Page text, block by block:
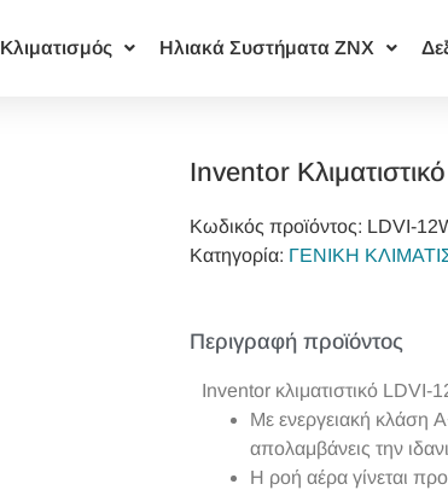
Κλιματισμός Ηλιακά Συστήματα ΖΝΧ
Inventor
Κωδικός προϊόντος:
Κατηγορία: ΓΕΝΙΚΗ
Περιγραφή προϊόντος
Inventor κλιματιστικό
Με ενεργειακή κλάση
απολαμβάνεις την
Η ροή αέρα γίνεται